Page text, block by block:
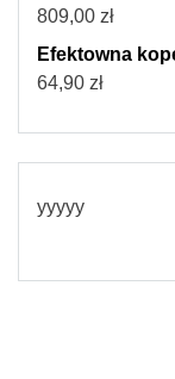
809,00 zł
Efektowna
64,90 zł
yyyyy